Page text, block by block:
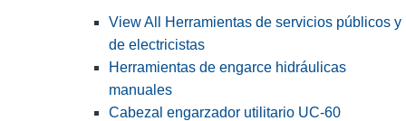
View All Herramientas de servicios públicos y
de electricistas
Herramientas de engarce hidráulicas
manuales
Cabezal engarzador utilitario UC-60